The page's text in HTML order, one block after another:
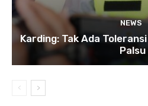
NEWS
Karding: Tak Ada
Palsu